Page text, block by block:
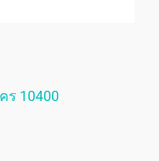
ร 10400